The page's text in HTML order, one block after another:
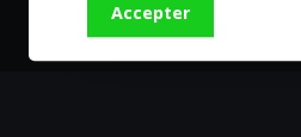
Accepter